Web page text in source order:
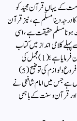
امت کے یہاں قرآن مجید کو
دینا مسلّم ہے، نیز قرآن
ہونا مسلم حقیقت ہے، اسی
کلامی انداز میں کتاب
اللہ کے لئے سنت کا تشریح و تبیین ہونا متنوع حیثیات سے بیان فرمایا ہے ؛ (1) مجمل کی
تفصیل (2) محتمل کی تعیین (3) ظاہری مفہوم میں توسیع (4) فروع و لوازم کی توضیح (5)
کی تخصیص ہے جس میں امام شافعی نے
اور قرآن وسنت کے باہمی